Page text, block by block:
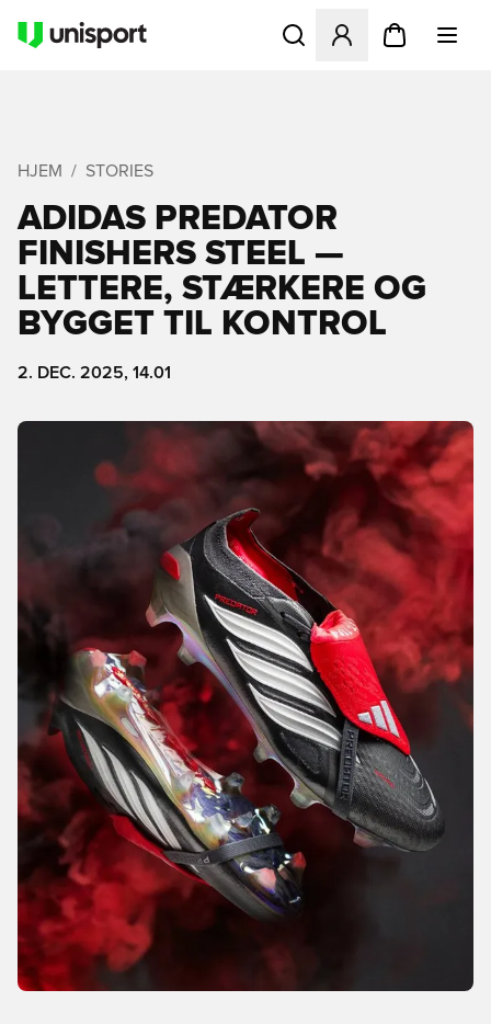
Åbner en Modal til at
HJEM STORIES
ADIDAS PREDATOR
FINISHERS STEEL —
LETTERE, STÆRKERE OG
BYGGET TIL KONTROL
2. DEC. 2025, 14.01